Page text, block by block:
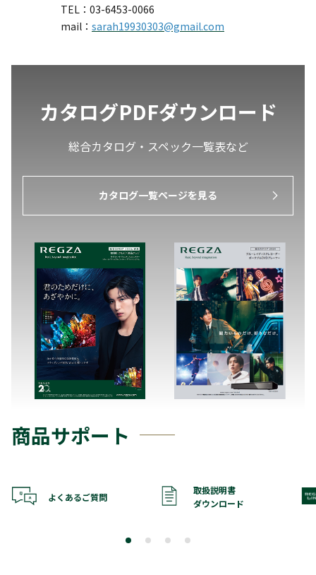
TEL：03-6453-0066
mail： sarah19930303@gmail.com
カタログPDFダウンロード
総合カタログ・スペック一覧表など
カタログ一覧ページを見る
商品サポート
よくあるご質問
取扱説明書
ダウンロード